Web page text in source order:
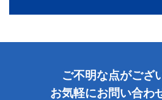
ご不明な点がござ
お気軽にお問い合わ